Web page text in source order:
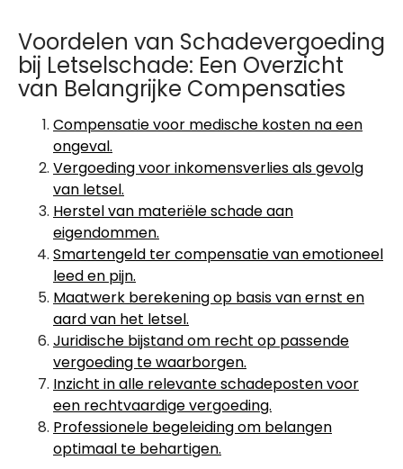
Voordelen van Schadevergoeding
bij Letselschade: Een Overzicht
van Belangrijke Compensaties
Compensatie voor medische kosten na een
ongeval.
Vergoeding voor inkomensverlies als gevolg
van letsel.
Herstel van materiële schade aan
eigendommen.
Smartengeld ter compensatie van emotioneel
leed en pijn.
Maatwerk berekening op basis van ernst en
aard van het letsel.
Juridische bijstand om recht op passende
vergoeding te waarborgen.
Inzicht in alle relevante schadeposten voor
een rechtvaardige vergoeding.
Professionele begeleiding om belangen
optimaal te behartigen.